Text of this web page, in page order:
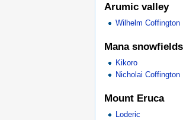
Arumic valley
Wilhelm Coffington
Mana snowfields
Kikoro
Nicholai Coffington
Mount Eruca
Loderic